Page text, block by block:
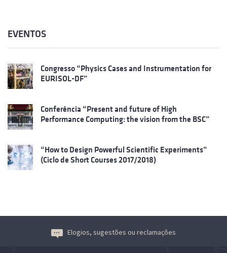
EVENTOS
Congresso “Physics Cases and Instrumentation for
EURISOL-DF”
Conferência “Present and future of High
Performance Computing: the vision from the BSC”
“How to Design Powerful Scientific Experiments”
(Ciclo de Short Courses 2017/2018)
Elogios, sugestões ou reclamações